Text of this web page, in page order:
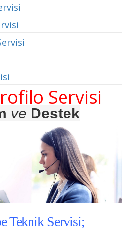
Servisi
ve Destek
Teknik Servisi;